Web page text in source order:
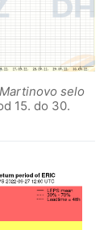
Martinovo selo
15. do 30.